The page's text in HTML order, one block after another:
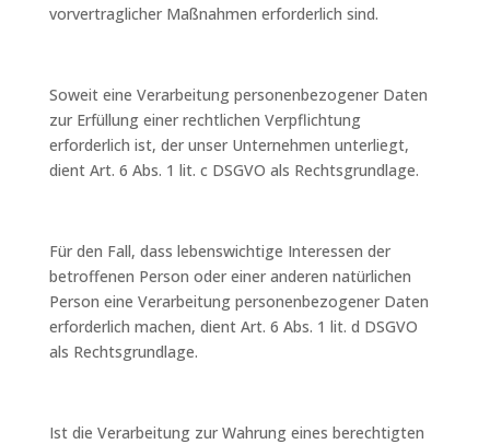
vorvertraglicher Maßnahmen erforderlich sind.
Soweit eine Verarbeitung personenbezogener Daten
zur Erfüllung einer rechtlichen Verpflichtung
erforderlich ist, der unser Unternehmen unterliegt,
dient Art. 6 Abs. 1 lit. c DSGVO als Rechtsgrundlage.
Für den Fall, dass lebenswichtige Interessen der
betroffenen Person oder einer anderen natürlichen
Person eine Verarbeitung personenbezogener Daten
erforderlich machen, dient Art. 6 Abs. 1 lit. d DSGVO
als Rechtsgrundlage.
Ist die Verarbeitung zur Wahrung eines berechtigten